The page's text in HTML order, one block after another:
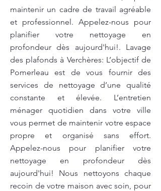
maintenir un cadre de travail agréable
et professionnel. Appelez-nous pour
planifier votre nettoyage en
profondeur dès aujourd'hui!. Lavage
des plafonds à Verchères: L’objectif de
Pomerleau est de vous fournir des
services de nettoyage d’une qualité
constante et élevée. L’entretien
ménager quotidien dans votre ville
vous permet de maintenir votre espace
propre et organisé sans effort.
Appelez-nous pour planifier votre
nettoyage en profondeur dès
aujourd'hui! Nous nettoyons chaque
recoin de votre maison avec soin, pour